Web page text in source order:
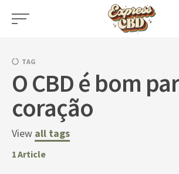
Skip
TAG
O CBD é bom
coração
View all tags
1Article